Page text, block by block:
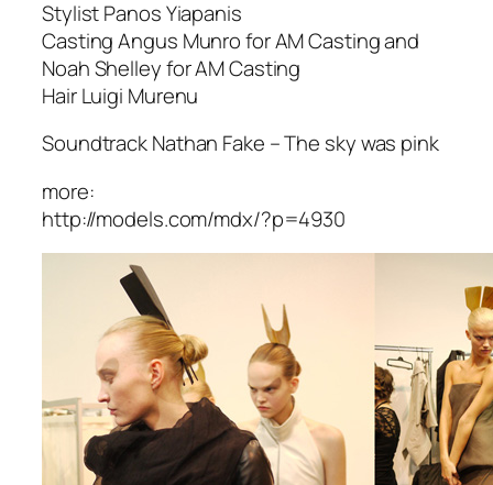
Stylist Panos Yiapanis
Casting Angus Munro for AM Casting and
Noah Shelley for AM Casting
Hair Luigi Murenu
Soundtrack Nathan Fake – The sky was pink
more:
http://models.com/mdx/?p=4930